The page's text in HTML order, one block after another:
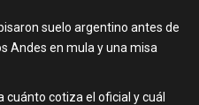
suelo argentino antes de
Andes en mula y una misa
cuánto cotiza el oficial y cuál